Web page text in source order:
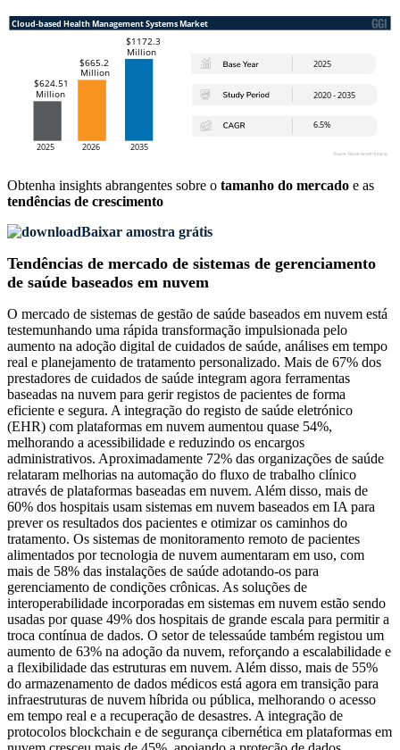
Obtenha insights abrangentes sobre o tamanho do mercado e as
tendências de crescimento
Baixar amostra grátis
Tendências de mercado de sistemas de gerenciamento
de saúde baseados em nuvem
O mercado de sistemas de gestão de saúde baseados em nuvem está
testemunhando uma rápida transformação impulsionada pelo
aumento na adoção digital de cuidados de saúde, análises em tempo
real e planejamento de tratamento personalizado. Mais de 67% dos
prestadores de cuidados de saúde integram agora ferramentas
baseadas na nuvem para gerir registos de pacientes de forma
eficiente e segura. A integração do registo de saúde eletrónico
(EHR) com plataformas em nuvem aumentou quase 54%,
melhorando a acessibilidade e reduzindo os encargos
administrativos. Aproximadamente 72% das organizações de saúde
relataram melhorias na automação do fluxo de trabalho clínico
através de plataformas baseadas em nuvem. Além disso, mais de
60% dos hospitais usam sistemas em nuvem baseados em IA para
prever os resultados dos pacientes e otimizar os caminhos do
tratamento. Os sistemas de monitoramento remoto de pacientes
alimentados por tecnologia de nuvem aumentaram em uso, com
mais de 58% das instalações de saúde adotando-os para
gerenciamento de condições crônicas. As soluções de
interoperabilidade incorporadas em sistemas em nuvem estão sendo
usadas por quase 49% dos hospitais de grande escala para permitir a
troca contínua de dados. O setor de telessaúde também registou um
aumento de 63% na adoção da nuvem, reforçando a escalabilidade e
a flexibilidade das estruturas em nuvem. Além disso, mais de 55%
do armazenamento de dados médicos está agora em transição para
infraestruturas de nuvem híbrida ou pública, melhorando o acesso
em tempo real e a recuperação de desastres. A integração de
protocolos blockchain e de segurança cibernética em plataformas em